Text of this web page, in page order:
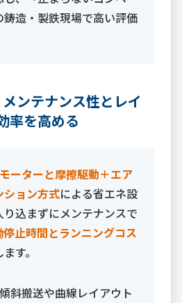
鋳造・製鉄現場で高い評価
ンテナンス性とレイ
率を高める
ーターと摩擦駆動＋エア
ション方式による省エネ設
込まずにメンテナンスで
停止時間とランニングコス
ます。
斜搬送や曲線レイアウト